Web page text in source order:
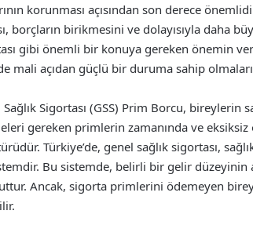
korunması açısından son derece
borçların birikmesini ve dolayısıyla daha
gibi önemli bir konuya gereken önemin
mali açıdan güçlü bir duruma sahip
Sağlık Sigortası (GSS) Prim Borcu,
gereken primlerin zamanında ve
Türkiye’de, genel sağlık sigortası,
Bu sistemde, belirli bir gelir
Ancak, sigorta primlerini ödemeyen